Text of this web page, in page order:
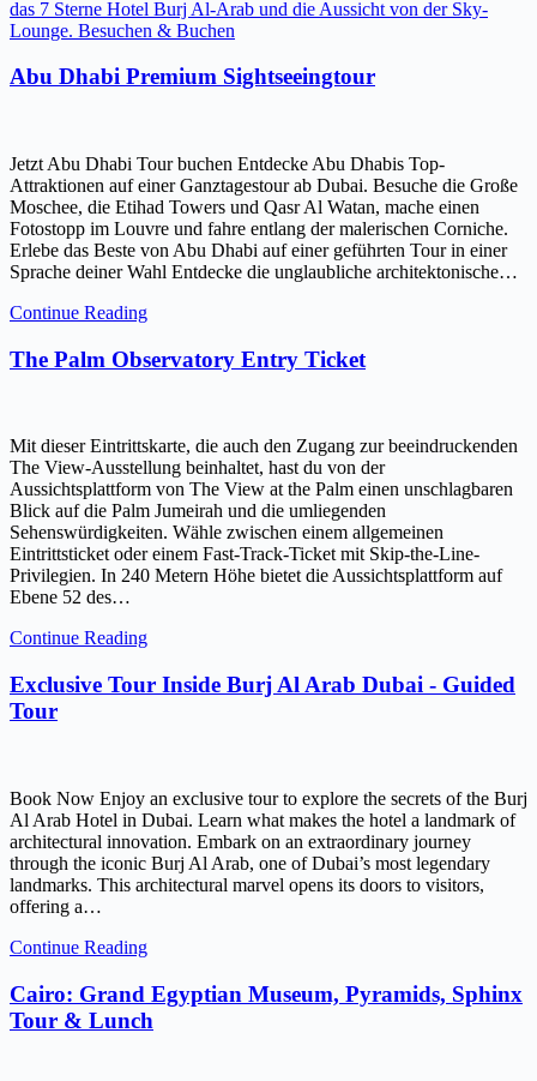
das 7 Sterne Hotel Burj Al-Arab und die Aussicht von der Sky-
Lounge. Besuchen & Buchen
Abu Dhabi Premium Sightseeingtour
Jetzt Abu Dhabi Tour buchen Entdecke Abu Dhabis Top-
Attraktionen auf einer Ganztagestour ab Dubai. Besuche die Große
Moschee, die Etihad Towers und Qasr Al Watan, mache einen
Fotostopp im Louvre und fahre entlang der malerischen Corniche.
Erlebe das Beste von Abu Dhabi auf einer geführten Tour in einer
Sprache deiner Wahl Entdecke die unglaubliche architektonische…
Continue Reading
The Palm Observatory Entry Ticket
Mit dieser Eintrittskarte, die auch den Zugang zur beeindruckenden
The View-Ausstellung beinhaltet, hast du von der
Aussichtsplattform von The View at the Palm einen unschlagbaren
Blick auf die Palm Jumeirah und die umliegenden
Sehenswürdigkeiten. Wähle zwischen einem allgemeinen
Eintrittsticket oder einem Fast-Track-Ticket mit Skip-the-Line-
Privilegien. In 240 Metern Höhe bietet die Aussichtsplattform auf
Ebene 52 des…
Continue Reading
Exclusive Tour Inside Burj Al Arab Dubai - Guided
Tour
Book Now Enjoy an exclusive tour to explore the secrets of the Burj
Al Arab Hotel in Dubai. Learn what makes the hotel a landmark of
architectural innovation. Embark on an extraordinary journey
through the iconic Burj Al Arab, one of Dubai’s most legendary
landmarks. This architectural marvel opens its doors to visitors,
offering a…
Continue Reading
Cairo: Grand Egyptian Museum, Pyramids, Sphinx
Tour & Lunch